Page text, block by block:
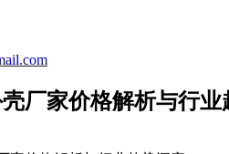
厂家价格解析与行业